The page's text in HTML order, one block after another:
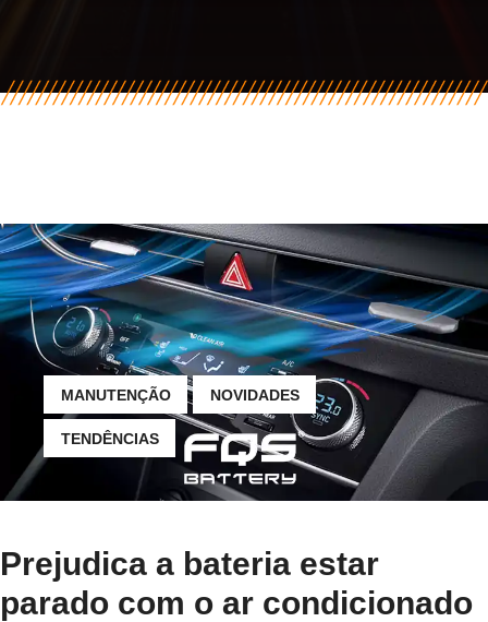
MANUTENÇÃO NOVIDADES
TENDÊNCIAS
Prejudica a bateria estar
parado com o ar condicionado